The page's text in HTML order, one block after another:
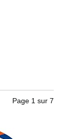
Page 1 sur 7